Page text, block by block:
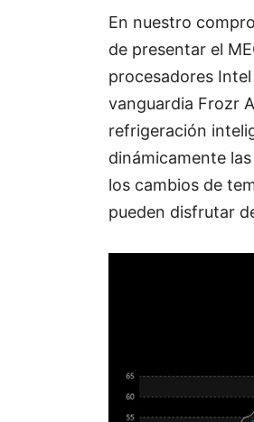
En nuestro
de presentar el
procesadores
vanguardia Frozr
refrigeración
dinámicamente
los cambios de
pueden disfrutar